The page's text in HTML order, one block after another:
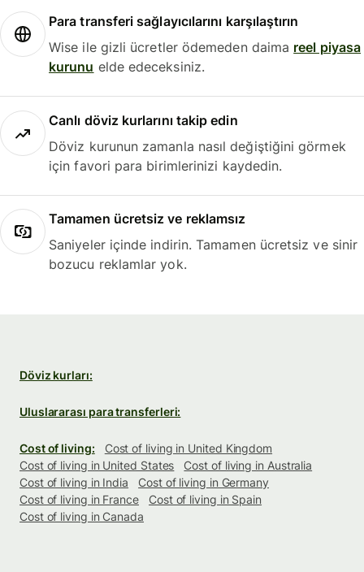
Para transferi sağlayıcılarını karşılaştırın
Wise ile gizli ücretler ödemeden daima reel piyasa
kurunu elde edeceksiniz.
Canlı döviz kurlarını takip edin
Döviz kurunun zamanla nasıl değiştiğini görmek
için favori para birimlerinizi kaydedin.
Tamamen ücretsiz ve reklamsız
Saniyeler içinde indirin. Tamamen ücretsiz ve sinir
bozucu reklamlar yok.
Döviz kurları:
Uluslararası para transferleri:
Cost of living:
Cost of living in United Kingdom
Cost of living in United States
Cost of living in Australia
Cost of living in India
Cost of living in Germany
Cost of living in France
Cost of living in Spain
Cost of living in Canada